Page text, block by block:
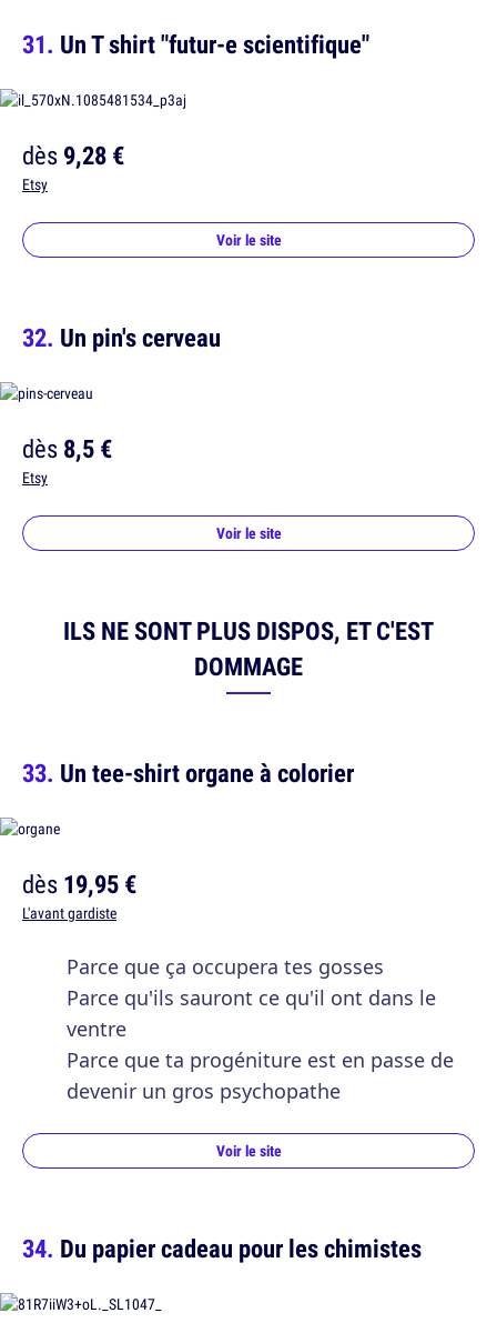
Un T shirt "futur-e scientifique"
dès9,28 €
Etsy
Voir le site
Un pin's cerveau
dès8,5 €
Etsy
Voir le site
ILS NE SONT PLUS DISPOS, ET C'EST
DOMMAGE
Un tee-shirt organe à colorier
dès19,95 €
L'avant gardiste
Parce que ça occupera tes gosses
Parce qu'ils sauront ce qu'il ont dans le
ventre
Parce que ta progéniture est en passe de
devenir un gros psychopathe
Voir le site
Du papier cadeau pour les chimistes